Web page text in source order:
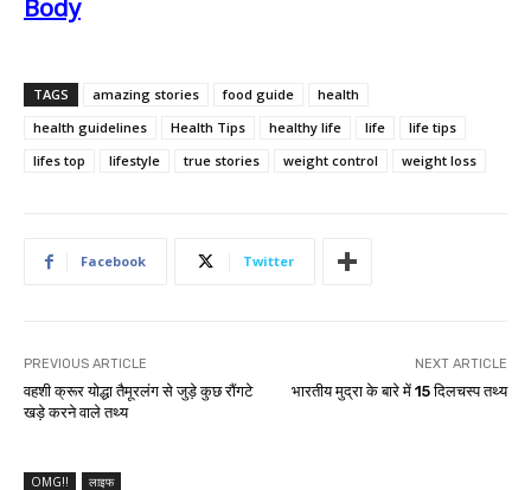
Body
TAGS amazing stories food guide
health
health guidelines
Health Tips healthy life life
life tips
lifes top
lifestyle true stories weight control weight loss
Facebook Twitter
PREVIOUS ARTICLE
वहशी क्रूर योद्धा तैमूरलंग से जुड़े कुछ रौंगटे
खड़े करने वाले तथ्य
NEXT ARTICLE
भारतीय मुद्रा के बारे में 15 दिलचस्प तथ्य
OMG!! लाइफ